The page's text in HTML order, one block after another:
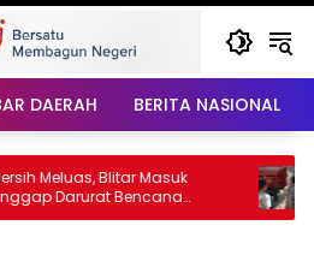
DAERAH BERITA NASIONAL
Blitar Masuk
Darurat Bencana
C di